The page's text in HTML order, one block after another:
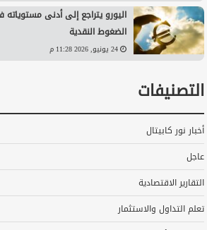
اليورو يتراجع إلى أدنى
الضغوط النقدية
24 يونيو, 2026 11:28 م
التصنيفات
أخبار نور كابيتال
عاجل
التقارير الاقتصادية
تعلم التداول والاستثمار